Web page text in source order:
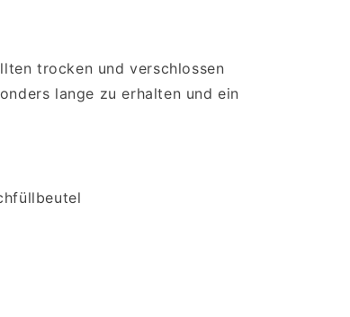
trocken und verschlossen
lange zu erhalten und ein